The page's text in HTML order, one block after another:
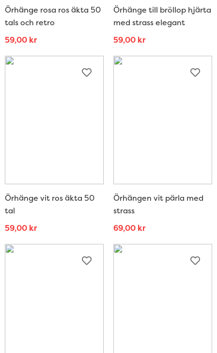
Örhänge rosa ros äkta 50
tals och retro
59,00 kr
Örhänge till bröllop hjärta
med strass elegant
59,00 kr
Örhänge vit ros äkta 50
tal
59,00 kr
Örhängen vit pärla med
strass
69,00 kr